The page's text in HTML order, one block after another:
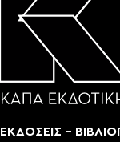
ΕΚΔΟΣΕΙΣ -